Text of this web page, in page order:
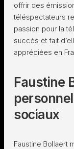
offrir des
téléspectateurs
passion pour la
succès et fait
appréciées en
Faustine
sociaux
Faustine Bollaert